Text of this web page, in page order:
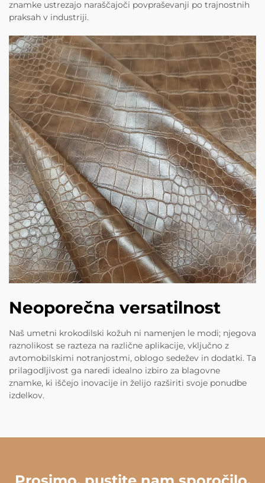
znamke ustrezajo naraščajoči povpraševanji po trajnostnih
praksah v industriji.
Neoporečna versatilnost
Naš umetni krokodilski kožuh ni namenjen le modi; njegova
raznolikost se razteza na različne aplikacije, vključno z
avtomobilskimi notranjostmi, oblogo sedežev in dodatki. Ta
prilagodljivost ga naredi idealno izbiro za blagovne
znamke, ki iščejo inovacije in želijo razširiti svoje ponudbe
izdelkov.